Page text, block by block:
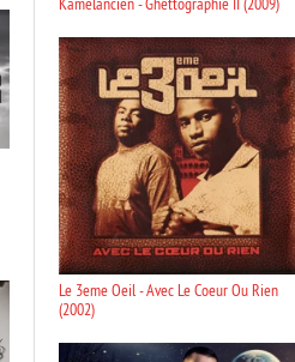
Le 3eme Oeil - Avec Le Coeur Ou Rien
(2002)